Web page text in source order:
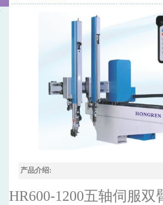
产品介绍:
HR600-1200五轴伺服双